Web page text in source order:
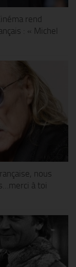
rend
: « Michel
nous
à toi